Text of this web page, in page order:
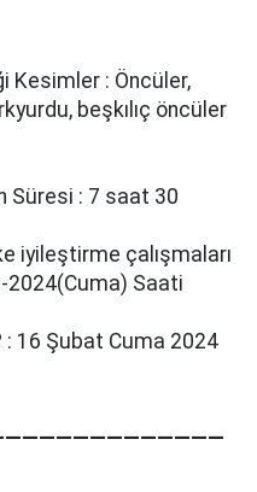
Kesimler : Öncüler,
beşkılıç öncüler
Süresi : 7 saat 30
i̇yi̇leşti̇rme çalışmaları
2024(Cuma) Saati
: 16 Şubat Cuma 2024